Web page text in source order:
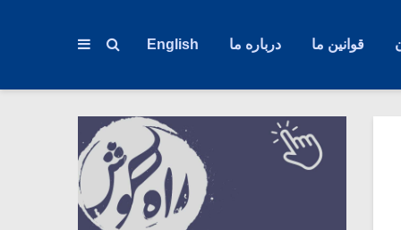
قوانین ما درباره ما English